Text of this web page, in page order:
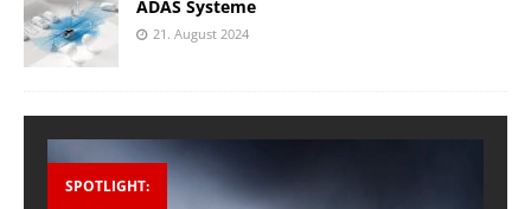
ADAS Systeme
21. August 2024
SPOTLIGHT: